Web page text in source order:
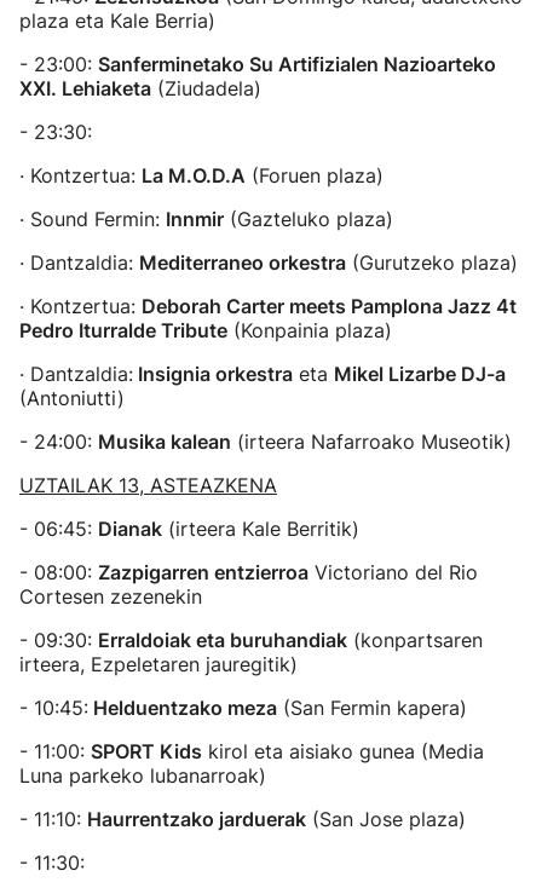
plaza eta Kale Berria)
- 23:00: Sanferminetako Su Artifizialen Nazioarteko
XXI. Lehiaketa (Ziudadela)
- 23:30:
· Kontzertua: La M.O.D.A (Foruen plaza)
· Sound Fermin: Innmir (Gazteluko plaza)
· Dantzaldia: Mediterraneo orkestra (Gurutzeko plaza)
· Kontzertua: Deborah Carter meets Pamplona Jazz 4t
Pedro Iturralde Tribute (Konpainia plaza)
· Dantzaldia: Insignia orkestra eta Mikel Lizarbe DJ-a
(Antoniutti)
- 24:00: Musika kalean (irteera Nafarroako Museotik)
UZTAILAK 13, ASTEAZKENA
- 06:45: Dianak (irteera Kale Berritik)
- 08:00: Zazpigarren entzierroa Victoriano del Rio
Cortesen zezenekin
- 09:30: Erraldoiak eta buruhandiak (konpartsaren
irteera, Ezpeletaren jauregitik)
- 10:45: Helduentzako meza (San Fermin kapera)
- 11:00: SPORT Kids kirol eta aisiako gunea (Media
Luna parkeko lubanarroak)
- 11:10: Haurrentzako jarduerak (San Jose plaza)
- 11:30: